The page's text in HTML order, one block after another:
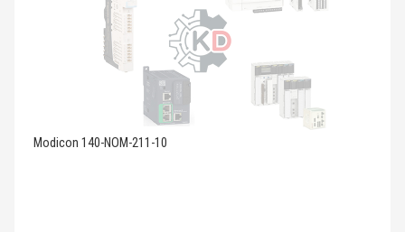
Modicon 140-NOM-211-10